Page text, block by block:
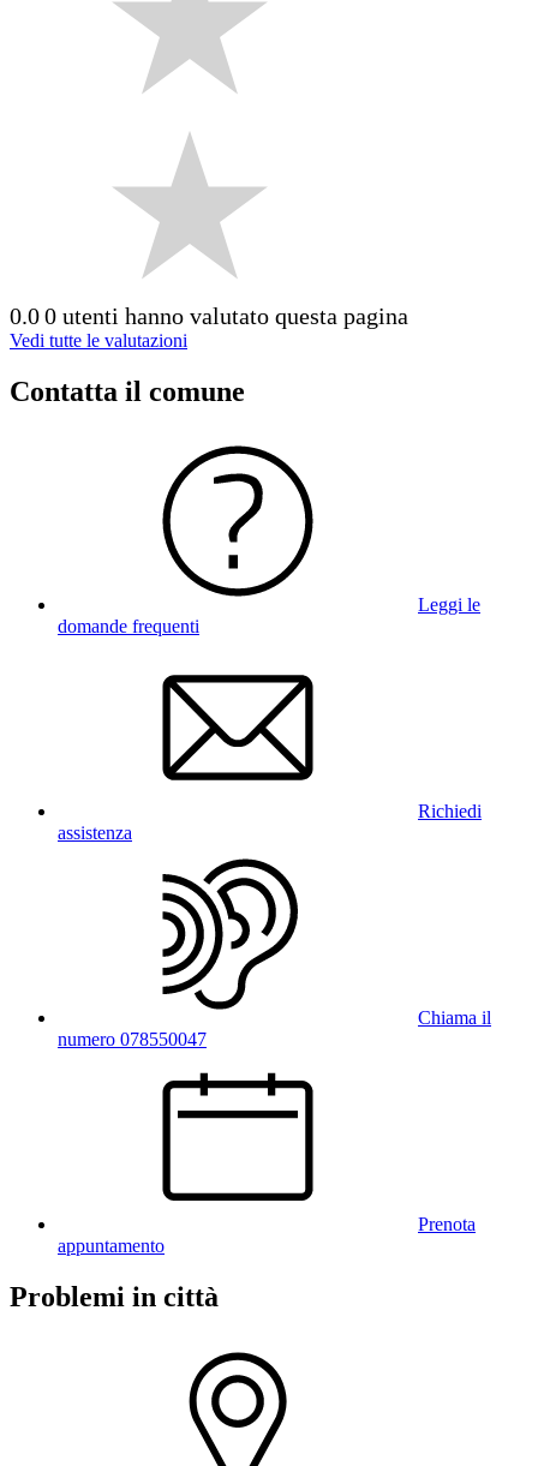
0.00 utenti hanno valutato questa pagina
Vedi tutte le valutazioni
Contatta il comune
Leggi le
domande frequenti
Richiedi
assistenza
Chiama il
numero 078550047
Prenota
appuntamento
Problemi in città